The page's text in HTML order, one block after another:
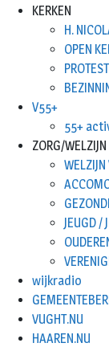
KERKEN
H.
OPEN
V55+
55+
ZORG/WELZIJN
WELZIJN
JEUGD /
wijkradio
VUGHT.NU
HAAREN.NU